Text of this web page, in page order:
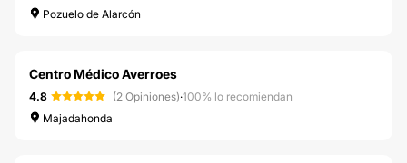
Pozuelo de Alarcón
Centro Médico Averroes
4.8 (2 Opiniones)·100% lo recomiendan
Majadahonda